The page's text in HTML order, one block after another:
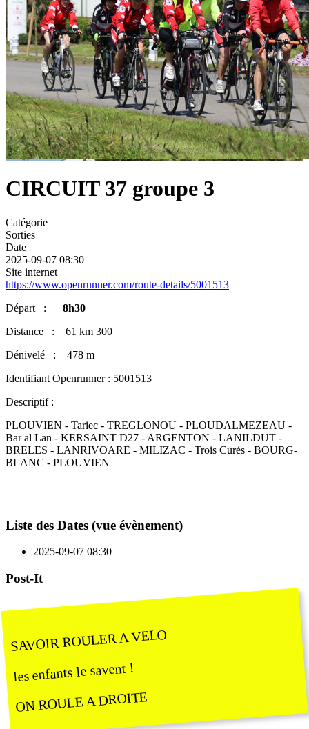
CIRCUIT 37 groupe 3
Catégorie
Sorties
Date
2025-09-07 08:30
Site internet
https://www.openrunner.com/route-details/5001513
Départ :
8h30
Distance : 61 km 300
Dénivelé : 478 m
Identifiant Openrunner : 5001513
Descriptif :
PLOUVIEN - Tariec - TREGLONOU - PLOUDALMEZEAU -
Bar al Lan - KERSAINT D27 - ARGENTON - LANILDUT -
BRELES - LANRIVOARE - MILIZAC - Trois Curés - BOURG-
BLANC - PLOUVIEN
Liste des Dates (vue évènement)
2025-09-07 08:30
Post-It
SAVOIR ROULER A VELO
les enfants le savent !
ON ROULE A DROITE